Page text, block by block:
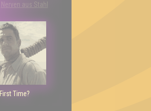
Nerven aus Stahl
First Time?